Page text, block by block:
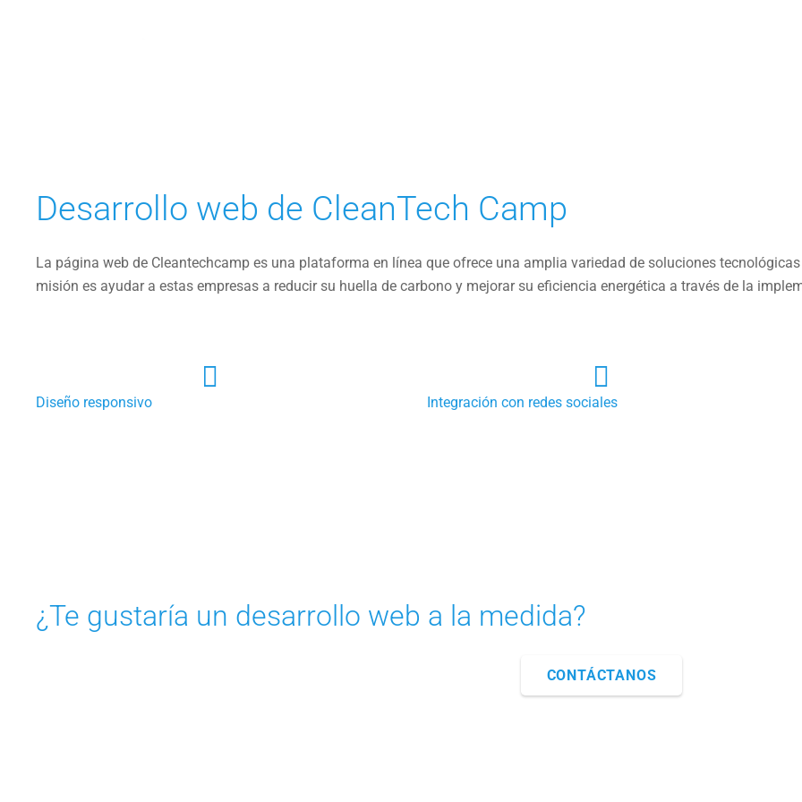
Desarrollo web de CleanTech Camp
La página web de Cleantechcamp es una plataforma en línea que ofrece una amplia variedad de soluciones
misión es ayudar a estas empresas a reducir su huella de carbono y mejorar su eficiencia energética a través de la
Diseño responsivo Integración con redes sociales
¿Te gustaría un desarrollo web a la medida?
CONTÁCTANOS